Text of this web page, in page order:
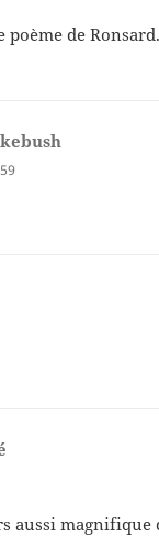
de Ronsard.
aussi magnifique